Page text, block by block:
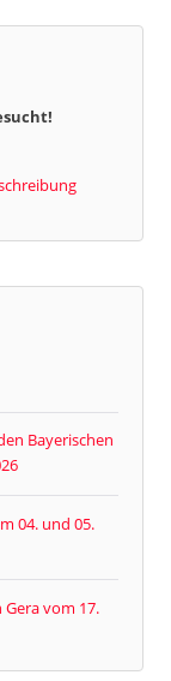
Bayerischen
04. und 05.
vom 17.